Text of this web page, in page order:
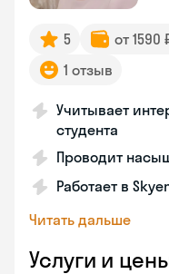
5 от 1590
1 отзыв
Учитывает
студента
Проводит
Работает в
Читать дальше
Услуги и